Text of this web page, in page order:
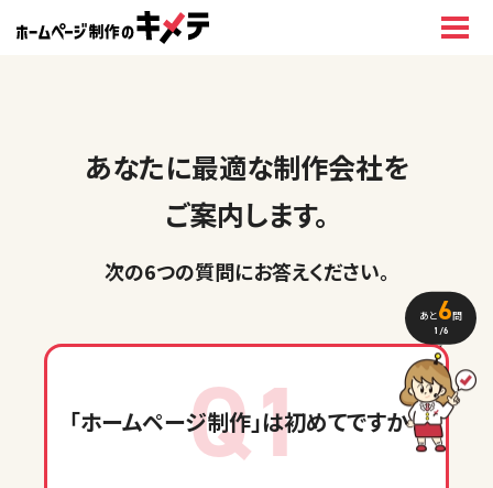
あなたに最適な制作会社を
ご案内します。
次の6つの質問にお答えください。
あと6問
1 /6
Q1
「ホームページ制作」は初めてですか？